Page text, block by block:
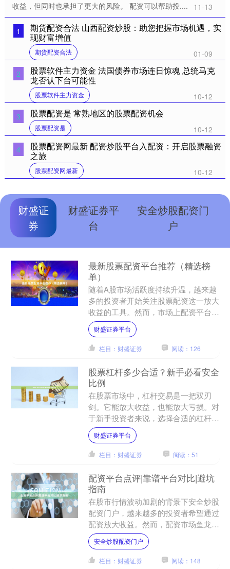
收益，但同时也承担了更大的风险。 配资可以帮助投....
11-13
1
期货配资合法 山西配资炒股：助您把握市场机遇，实
现财富增值
期货配资合法
01-09
2
股票软件主力资金 法国债券市场连日惊魂 总统马克
龙否认下台可能性
股票软件主力资金
10-12
3
股票配资是 常熟地区的股票配资机会
股票配资是
10-12
4
股票配资网最新 配资炒股平台入配资：开启股票融资
之旅
股票配资网最新 10-12
财盛证
券
财盛证券平
台
安全炒股配资门
户
最新股票配资平台推荐（精选榜
单）
随着A股市场活跃度持续升温，越来越
多的投资者开始关注股票配资这一放大
收益的工具。然而，市场上配资平台鱼
龙混杂，如何选择一家安全、合规、费
率合理的平台成为投资者最....
财盛证券平台
栏目：财盛证券 阅读：126
股票杠杆多少合适？新手必看安全
比例
在股票市场中，杠杆交易是一把双刃
剑。它能放大收益，也能放大亏损。对
于新手投资者来说，选择合适的杠杆比
例至关重要。本文将为您详细解析股票
杠杆的合适比例，帮助您在风....
财盛证券平台
栏目：财盛证券 阅读：51
配资平台点评|靠谱平台对比|避坑
指南
在股市行情波动加剧的背景下安全炒股
配资门户，越来越多的投资者希望通过
配资放大收益。然而，配资市场鱼龙混
杂，选择一个靠谱的配资平台至关重
要。本文将从配资平台点评、....
安全炒股配资门户
栏目：财盛证券 阅读：148